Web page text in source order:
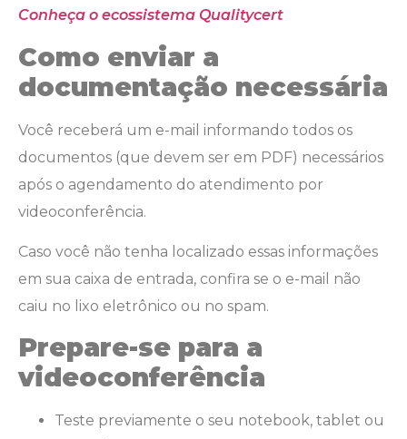
Conheça o ecossistema Qualitycert
Como enviar a
documentação necessária
Você receberá um e-mail informando todos os
documentos (que devem ser em PDF) necessários
após o agendamento do atendimento por
videoconferência.
Caso você não tenha localizado essas informações
em sua caixa de entrada, confira se o e-mail não
caiu no lixo eletrônico ou no spam.
Prepare-se para a
videoconferência
Teste previamente o seu notebook, tablet ou